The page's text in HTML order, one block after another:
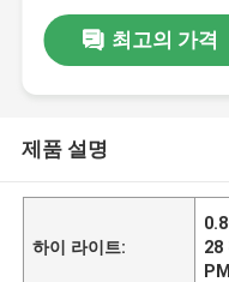
최고의 가격
제품 설명
하이 라이트:
28